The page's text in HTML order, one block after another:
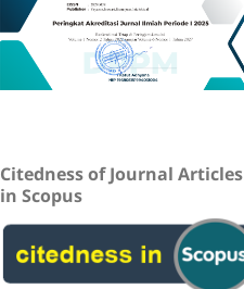
Citedness of Journal Articles
in Scopus